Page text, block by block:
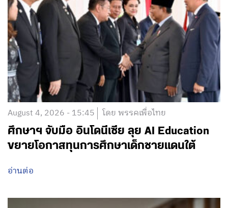
August 4, 2026 - 15:45 โดย พรรคเพื่อไทย
ศึกษาฯ จับมือ อินโดนีเซีย ลุย AI Education
ขยายโอกาสทุนการศึกษาเด็กชายแดนใต้
อ่านต่อ